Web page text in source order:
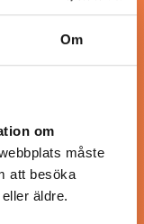
Om
om
måste
att besöka
äldre.
våfflorna till
göras i förväg.